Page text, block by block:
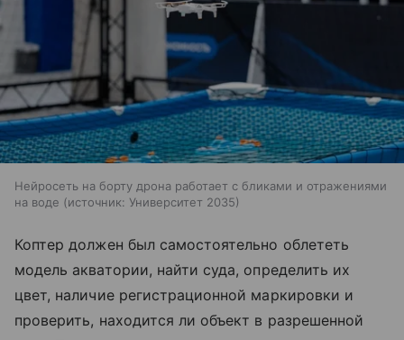
Нейросеть на борту дрона работает с бликами и отражениями
на воде
источник: Университет 2035
Коптер должен был самостоятельно облететь
модель акватории, найти суда, определить их
цвет, наличие регистрационной маркировки и
проверить, находится ли объект в разрешенной